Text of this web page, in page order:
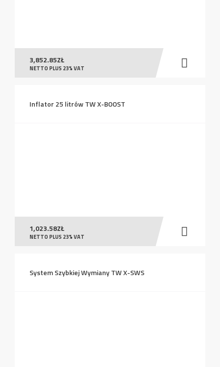
3,852.85ZŁ
NETTO PLUS 23% VAT
Inflator 25 litrów TW X-BOOST
1,023.58ZŁ
NETTO PLUS 23% VAT
System Szybkiej Wymiany TW X-SWS